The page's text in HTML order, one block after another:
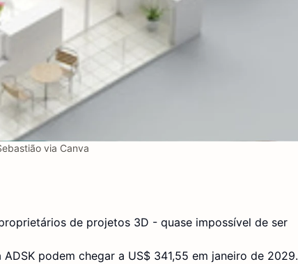
via Canva
de projetos 3D - quase impossível de ser
podem chegar a US$ 341,55 em janeiro de 2029.